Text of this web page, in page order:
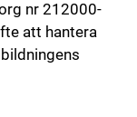
nr 212000-
att hantera